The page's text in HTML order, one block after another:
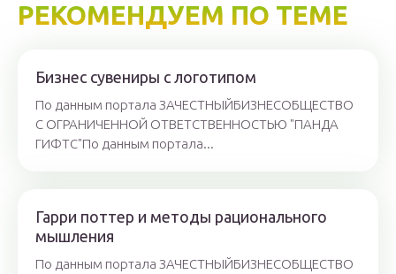
РЕКОМЕНДУЕМ ПО ТЕМЕ
Бизнес сувениры с логотипом
По данным портала ЗАЧЕСТНЫЙБИЗНЕСОБЩЕСТВО
С ОГРАНИЧЕННОЙ ОТВЕТСТВЕННОСТЬЮ "ПАНДА
ГИФТС"По данным портала...
Гарри поттер и методы рационального
мышления
По данным портала ЗАЧЕСТНЫЙБИЗНЕСОБЩЕСТВО